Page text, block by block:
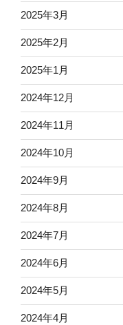
2025年3月
2025年2月
2025年1月
2024年12月
2024年11月
2024年10月
2024年9月
2024年8月
2024年7月
2024年6月
2024年5月
2024年4月